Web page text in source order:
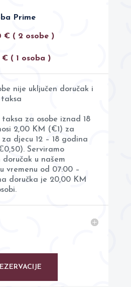
Prime
€ ( 2 osobe )
( 1 osoba )
nije uključen doručak i
za osobe iznad 18
2,00 KM (€1) za
za djecu 12 – 18 godina
Serviramo
u našem
vremenu od 07:00 –
doručka je 20,00 KM